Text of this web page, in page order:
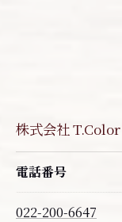
株式会社 T.Color
電話番号
022-200-6647